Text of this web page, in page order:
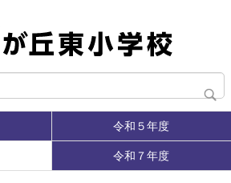
令和５年度
令和７年度